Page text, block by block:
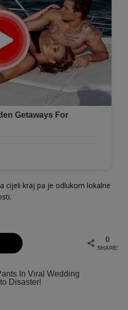
cijeli kraj pa je odlukom lokalne
0
SHARES